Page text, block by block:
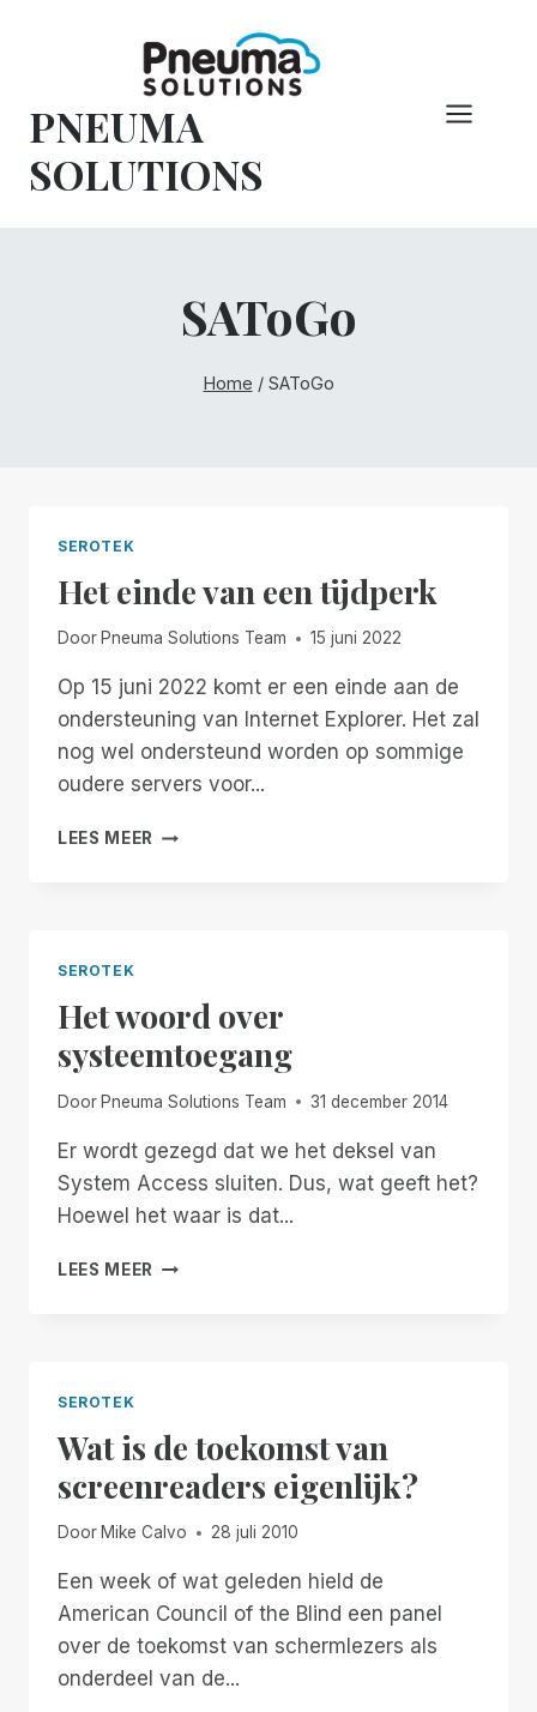
PNEUMA
SOLUTIONS
SAToGo
Home / SAToGo
SEROTEK
Het einde van een tijdperk
Door Pneuma Solutions Team 15 juni 2022
Op 15 juni 2022 komt er een einde aan de
ondersteuning van Internet Explorer. Het zal
nog wel ondersteund worden op sommige
oudere servers voor...
LEES MEER HET
SEROTEK
Het woord over
systeemtoegang
Door Pneuma Solutions Team 31 december 2014
Er wordt gezegd dat we het deksel van
System Access sluiten. Dus, wat geeft het?
Hoewel het waar is dat...
LEES MEER HET
SEROTEK
Wat is de toekomst van
screenreaders eigenlijk?
Door Mike Calvo 28 juli 2010
Een week of wat geleden hield de
American Council of the Blind een panel
over de toekomst van schermlezers als
onderdeel van de...